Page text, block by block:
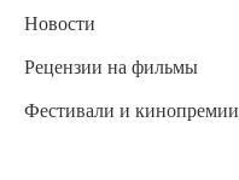
Новости
Рецензии на фильмы
Фестивали и кинопремии